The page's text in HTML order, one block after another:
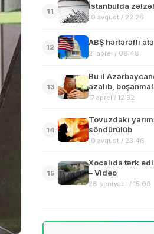
11
İstanbulda
10 avqust / 22:26
12
ABŞ hərtərəfli
21 aprel / 08:48
13
Bu il
azalıb,
17 aprel / 12:32
14
Tovuzdakı
söndürülüb
10 avqust / 23:46
15
Xocalıda tərk
– Video
26 sentyabr / 15:09